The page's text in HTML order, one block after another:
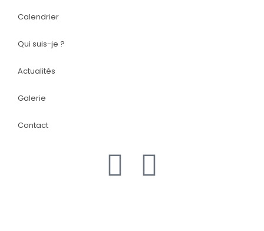
Calendrier
Qui suis-je ?
Actualités
Galerie
Contact